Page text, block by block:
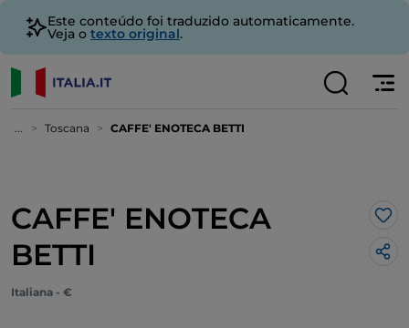
Este conteúdo foi traduzido automaticamente.
Veja o texto original.
... Toscana CAFFE' ENOTECA BETTI
CAFFE' ENOTECA
BETTI
Italiana - €